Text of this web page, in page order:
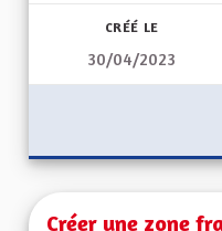
CRÉÉ LE
30/04/2023
Créer une zone